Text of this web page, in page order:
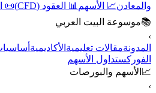
والمعادن📈 الأسهم 📊 العقود (CFD)
📜
📚موسوعة البيت العربي
›
المدونةمقالات تعليمية الأكاديمية
الفوركستداول الأسهم
📈 الأسهم والبورصات
›